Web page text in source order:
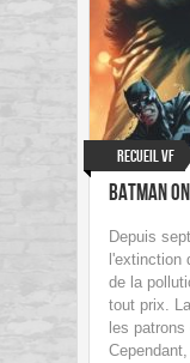
Recueil VF
Batman
Depuis
l'extinction
de la
tout prix.
les